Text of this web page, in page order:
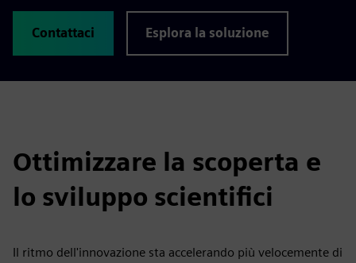
Contattaci Esplora la soluzione
Ottimizzare la scoperta e
lo sviluppo scientifici
Il ritmo dell'innovazione sta accelerando più velocemente di